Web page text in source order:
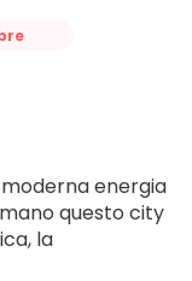
energia
questo city
la